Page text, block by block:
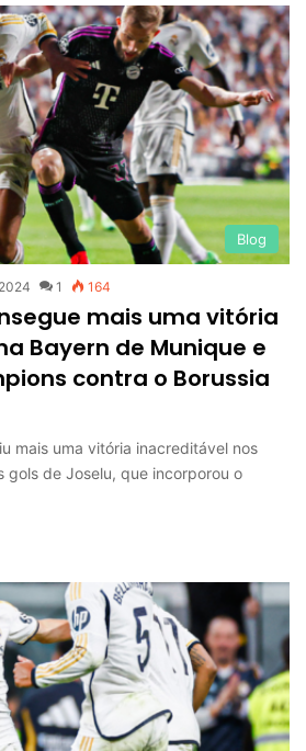
Blog
1 164
mais uma vitória
Bayern de Munique e
contra o Borussia
mais uma vitória inacreditável nos
gols de Joselu, que incorporou o